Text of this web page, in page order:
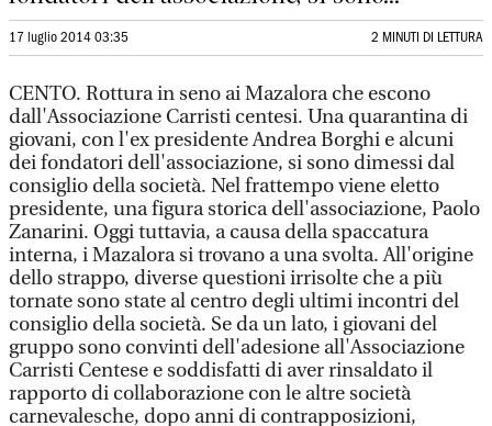
17 luglio 2014 03:35 2 MINUTI DI LETTURA
CENTO. Rottura in seno ai Mazalora che escono
dall'Associazione Carristi centesi. Una quarantina di
giovani, con l'ex presidente Andrea Borghi e alcuni
dei fondatori dell'associazione, si sono dimessi dal
consiglio della società. Nel frattempo viene eletto
presidente, una figura storica dell'associazione, Paolo
Zanarini. Oggi tuttavia, a causa della spaccatura
interna, i Mazalora si trovano a una svolta. All'origine
dello strappo, diverse questioni irrisolte che a più
tornate sono state al centro degli ultimi incontri del
consiglio della società. Se da un lato, i giovani del
gruppo sono convinti dell'adesione all'Associazione
Carristi Centese e soddisfatti di aver rinsaldato il
rapporto di collaborazione con le altre società
carnevalesche, dopo anni di contrapposizioni,